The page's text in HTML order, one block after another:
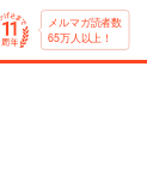
メルマガ読者数
65万人以上！